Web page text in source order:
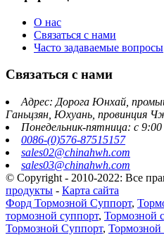
О нас
Связаться с нами
Часто задаваемые вопросы
Связаться с нами
Адрес: Дорога Юнхай,
Ганьцзян, Юхуань, провинция
Понедельник-пятница: с
0086-(0)576-87515157
sales02@chinahwh.com
sales03@chinahwh.com
© Copyright - 2010-2022: Все
продукты - Карта сайта
Форд Тормозной Суппорт,
тормозной суппорт, Тормозной
Тормозной Суппорт, Тормозной